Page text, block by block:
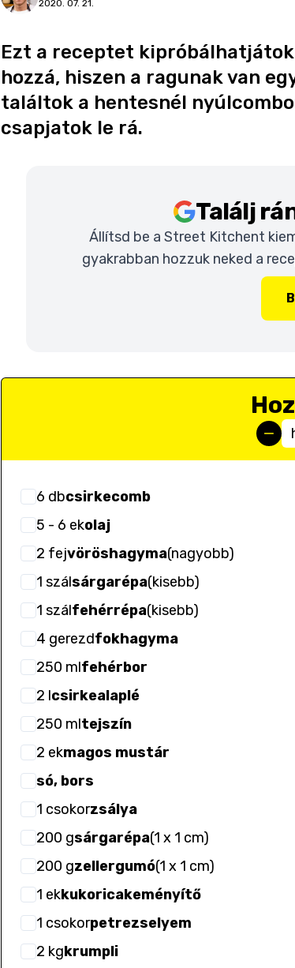
2020. 07. 21.
Ezt a receptet
hozzá, hiszen a ragunak van
találtok a hentesnél
csapjatok le rá.
Találj
Állítsd be a Street Kitchent
gyakrabban hozzuk neked a
6 dbcsirkecomb
5 - 6 ekolaj
2 fejvöröshagyma(nagyobb)
1 szálsárgarépa(kisebb)
1 szálfehérrépa(kisebb)
4 gerezdfokhagyma
250 mlfehérbor
2 lcsirkealaplé
250 mltejszín
2 ekmagos mustár
só, bors
1 csokorzsálya
200 gsárgarépa(1 x 1 cm)
200 gzellergumó(1 x 1 cm)
1 ekkukoricakeményítő
1 csokorpetrezselyem
2 kgkrumpli